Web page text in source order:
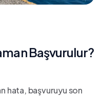
Başvurulur?
hata, başvuruyu son